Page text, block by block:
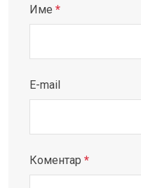
Име *
E-mail
Коментар *